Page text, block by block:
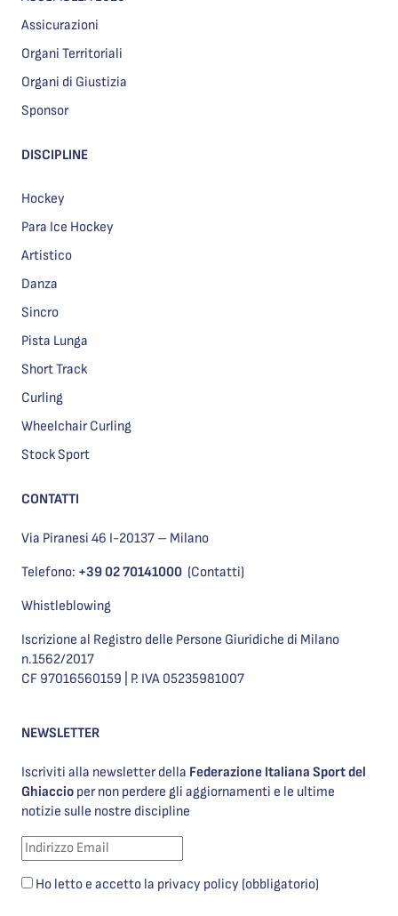
Assicurazioni
Organi Territoriali
Organi di Giustizia
Sponsor
DISCIPLINE
Hockey
Para Ice Hockey
Artistico
Danza
Sincro
Pista Lunga
Short Track
Curling
Wheelchair Curling
Stock Sport
CONTATTI
Via Piranesi 46 I-20137 – Milano
Telefono: +39 02 70141000 (Contatti)
Whistleblowing
Iscrizione al Registro delle Persone Giuridiche di Milano
n.1562/2017
CF 97016560159 | P. IVA 05235981007
NEWSLETTER
Iscriviti alla newsletter della Federazione Italiana Sport del
Ghiaccio per non perdere gli aggiornamenti e le ultime
notizie sulle nostre discipline
Ho letto e accetto la privacy policy (obbligatorio)